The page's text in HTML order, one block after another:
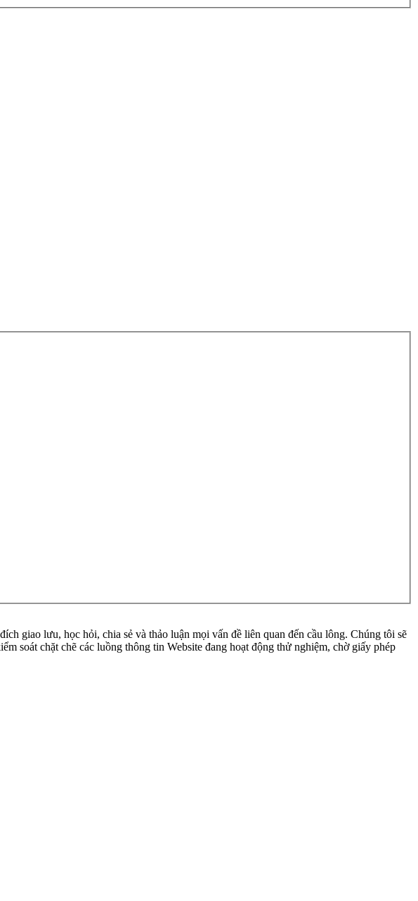
giao lưu, học hỏi, chia sẻ và thảo luận mọi vấn đề liên quan đến cầu lông. Chúng tôi sẽ
soát chặt chẽ các luồng thông tin Website đang hoạt động thử nghiệm, chờ giấy phép